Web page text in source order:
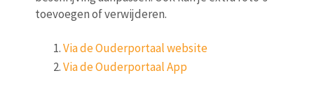
toevoegen of verwijderen.
Via de Ouderportaal website
Via de Ouderportaal App